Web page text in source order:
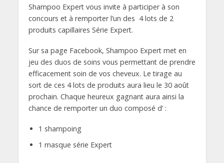
Shampoo Expert vous invite à participer à son
concours et à remporter l’un des 4 lots de 2
produits capillaires Série Expert.
Sur sa page Facebook, Shampoo Expert met en
jeu des duos de soins vous permettant de prendre
efficacement soin de vos cheveux. Le tirage au
sort de ces 4 lots de produits aura lieu le 30 août
prochain. Chaque heureux gagnant aura ainsi la
chance de remporter un duo composé d’ :
1 shampoing
1 masque série Expert